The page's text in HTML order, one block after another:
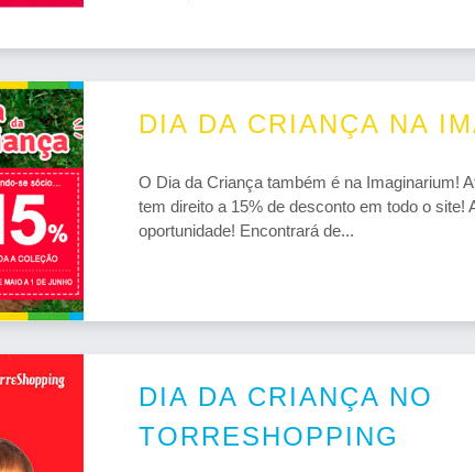
DIA DA CRIANÇA NA
O Dia da Criança também é na Imaginarium!
tem direito a 15% de desconto em todo o site!
oportunidade! Encontrará de...
DIA DA CRIANÇA NO
TORRESHOPPING